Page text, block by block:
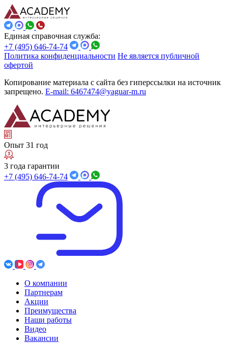
Единая справочная служба:
+7 (495) 646-74-74
Политика конфиденциальности Не является публичной
офертой
Копирование материала с сайта без гиперссылки на источник
запрещено. E-mail: 6467474@yaguar-m.ru
Опыт 31 год
3 года гарантии
+7 (495) 646-74-74
О компании
Партнерам
Акции
Преимущества
Наши работы
Видео
Вакансии